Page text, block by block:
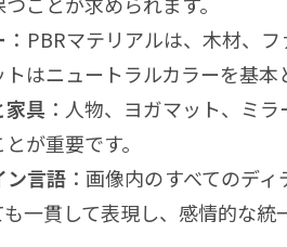
：PBRマテリアルは、木材、
はニュートラルカラーを基
家具 ：人物、ヨガマット、ミ
が重要です。
ン言語：画像内のすべてのデ
一貫して表現し、感情的な統